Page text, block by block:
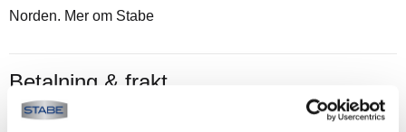
Norden. Mer om Stabe
Betalning & frakt
Betalning mot faktura, 30 dagar. Fraktkostnad tillkommer.